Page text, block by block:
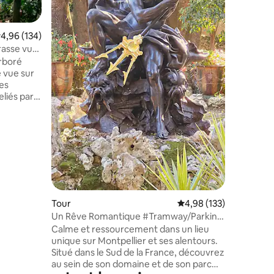
: 4,9 sur 5
moyenne sur la base de 134 commentaires : 4,96 sur 5
4,96 (134)
vue
vue sur
par
Tour Évaluation moyenne
4,98 (133)
Un Rêve Romantique #Tramway/Parking
VIP
Calme et ressourcement dans un lieu
unique sur Montpellier et ses alentours.
Situé dans le Sud de la France, découvrez
au sein de son domaine et de son parc